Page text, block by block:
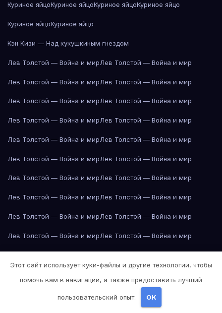
Куриное яйцоКуриное яйцоКуриное яйцоКуриное яйцо
Куриное яйцоКуриное яйцо
Кэн Кизи — Над кукушкиным гнездом
Лев Толстой — Война и мирЛев Толстой — Война и мир
Лев Толстой — Война и мирЛев Толстой — Война и мир
Лев Толстой — Война и мирЛев Толстой — Война и мир
Лев Толстой — Война и мирЛев Толстой — Война и мир
Лев Толстой — Война и мирЛев Толстой — Война и мир
Лев Толстой — Война и мирЛев Толстой — Война и мир
Лев Толстой — Война и мирЛев Толстой — Война и мир
Лев Толстой — Война и мирЛев Толстой — Война и мир
Лев Толстой — Война и мирЛев Толстой — Война и мир
Лев Толстой — Война и мирЛев Толстой — Война и мир
Лев Толстой — Война и мир
Этот сайт использует куки-файлы и другие технологии, чтобы
помочь вам в навигации, а также предоставить лучший
пользовательский опыт. OK